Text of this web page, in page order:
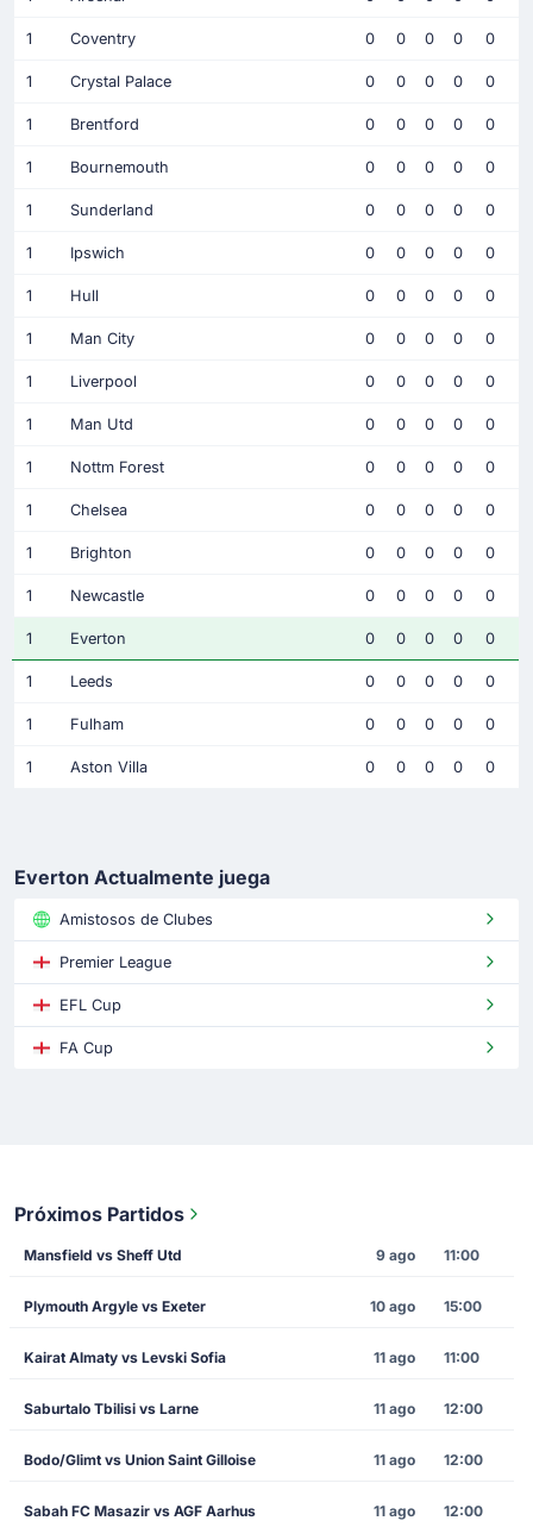
1 Coventry 0 0 0 0 0
1 Crystal Palace 0 0 0 0 0
1 Brentford 0 0 0 0 0
1 Bournemouth 0 0 0 0 0
1 Sunderland 0 0 0 0 0
1 Ipswich 0 0 0 0 0
1 Hull 0 0 0 0 0
1 Man City 0 0 0 0 0
1 Liverpool 0 0 0 0 0
1 Man Utd 0 0 0 0 0
1 Nottm Forest 0 0 0 0 0
1 Chelsea 0 0 0 0 0
1 Brighton 0 0 0 0 0
1 Newcastle 0 0 0 0 0
1 Everton 0 0 0 0 0
1 Leeds 0 0 0 0 0
1 Fulham 0 0 0 0 0
1 Aston Villa 0 0 0 0 0
Everton Actualmente juega
Amistosos de Clubes
Premier League
EFL Cup
FA Cup
Próximos Partidos
Mansfield vs Sheff Utd 9 ago 11:00
Plymouth Argyle vs Exeter 10 ago 15:00
Kairat Almaty vs Levski Sofia 11 ago 11:00
Saburtalo Tbilisi vs Larne 11 ago 12:00
Bodo/Glimt vs Union Saint Gilloise 11 ago 12:00
Sabah FC Masazir vs AGF Aarhus 11 ago 12:00